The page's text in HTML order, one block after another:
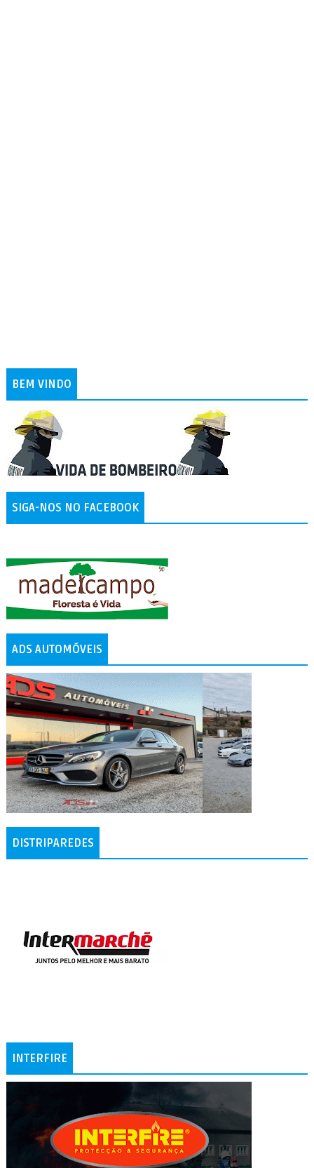
BEM VINDO
SIGA-NOS NO FACEBOOK
ADS AUTOMÓVEIS
DISTRIPAREDES
INTERFIRE